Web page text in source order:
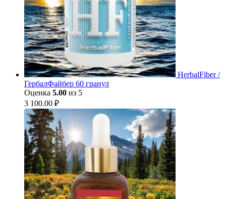
HerbalFiber /
ГербалФайбер 60 гранул
Оценка 5.00 из 5
3 100.00 ₽